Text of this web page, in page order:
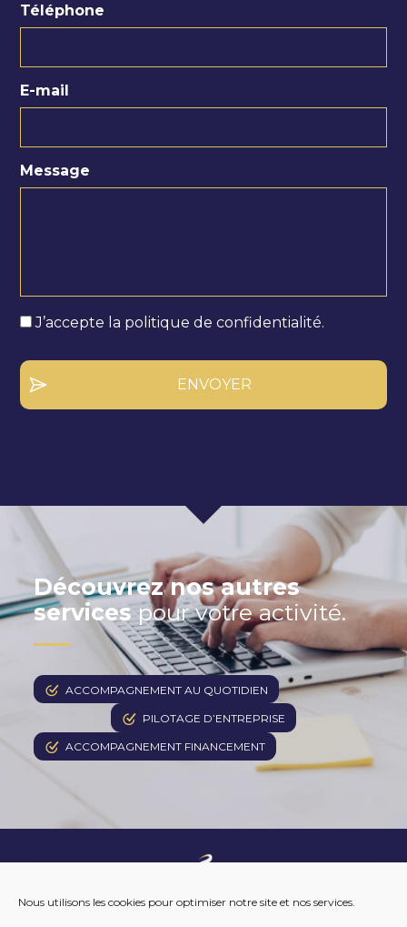
Nous utilisons les cookies pour optimiser notre site et nos services.
Téléphone
E-mail
Message
J’accepte la politique de confidentialité.
Découvrez nos autres
servicespour votre activité.
ACCOMPAGNEMENT AU QUOTIDIEN
PILOTAGE D’ENTREPRISE
ACCOMPAGNEMENT FINANCEMENT
Principale